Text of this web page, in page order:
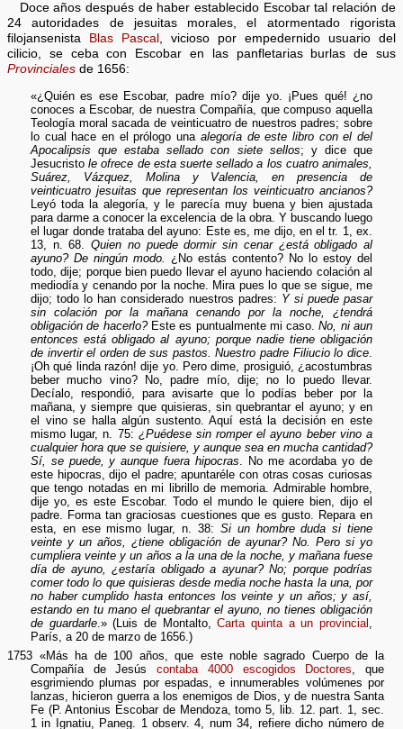
Doce años después de haber establecido Escobar tal relación de
24 autoridades de jesuitas morales, el atormentado rigorista
filojansenista
Blas Pascal , vicioso por empedernido usuario del
cilicio, se ceba con Escobar en las panfletarias burlas de sus
Provinciales de 1656:
«¿Quién es ese Escobar, padre mío? dije yo. ¡Pues qué! ¿no
conoces a Escobar, de nuestra Compañía, que compuso aquella
Teología moral sacada de veinticuatro de nuestros padres; sobre
lo cual hace en el prólogo una alegoría de este libro con el del
Apocalipsis que estaba sellado con siete sellos; y dice que
Jesucristole ofrece de esta suerte sellado a los cuatro animales,
Suárez, Vázquez, Molina y Valencia, en presencia de
veinticuatro jesuitas que representan los veinticuatro ancianos?
Leyó toda la alegoría, y le parecía muy buena y bien ajustada
para darme a conocer la excelencia de la obra. Y buscando luego
el lugar donde trataba del ayuno: Este es, me dijo, en el tr. 1, ex.
13, n. 68.Quien no puede dormir sin cenar ¿está obligado al
ayuno? De ningún modo.
¿No estás contento? No lo estoy del
todo, dije; porque bien puedo llevar el ayuno haciendo colación al
mediodía y cenando por la noche. Mira pues lo que se sigue, me
dijo; todo lo han considerado nuestros padres: Y si puede pasar
sin colación por la mañana cenando por la noche, ¿tendrá
obligación de hacerlo?Este es puntualmente mi caso.No, ni aun
entonces está obligado al ayuno; porque nadie tiene obligación
de invertir el orden de sus pastos. Nuestro padre Filiucio lo dice
¡Oh qué linda razón! dije yo. Pero dime, prosiguió, ¿acostumbras
beber mucho vino? No, padre mío, dije; no lo puedo llevar.
Decíalo, respondió, para avisarte que lo podías beber por la
mañana, y siempre que quisieras, sin quebrantar el ayuno; y en
el vino se halla algún sustento. Aquí está la decisión en este
mismo lugar, n. 75: ¿Puédese sin romper el ayuno beber vino a
cualquier hora que se quisiere, y aunque sea en mucha cantidad?
Sí, se puede, y aunque fuera hipocras . No me acordaba yo de
este hipocras, dijo el padre; apuntaréle con otras cosas curiosas
que tengo notadas en mi librillo de memoria. Admirable hombre,
dije yo, es este Escobar. Todo el mundo le quiere bien, dijo el
padre. Forma tan graciosas cuestiones que es gusto. Repara en
esta, en ese mismo lugar, n. 38: Si un hombre duda si tiene
veinte y un años, ¿tiene obligación de ayunar? No. Pero si yo
cumpliera veinte y un años a la una de la noche, y mañana fuese
día de ayuno, ¿estaría obligado a ayunar? No; porque podrías
comer todo lo que quisieras desde media noche hasta la una, por
no haber cumplido hasta entonces los veinte y un años; y así,
estando en tu mano el quebrantar el ayuno, no tienes obligación
de guardarle.» (Luis de Montalto,Carta quinta a un provincial
París, a 20 de marzo de 1656.)
1753 «Más ha de 100 años, que este noble sagrado Cuerpo de la
Compañía de Jesúscontaba 4000 escogidos Doctores, que
esgrimiendo plumas por espadas, e innumerables volúmenes por
lanzas, hicieron guerra a los enemigos de Dios, y de nuestra Santa
Fe (P. Antonius Escobar de Mendoza, tomo 5, lib. 12. part. 1, sec.
1 in Ignatiu, Paneg. 1 observ. 4, num 34, refiere dicho número de